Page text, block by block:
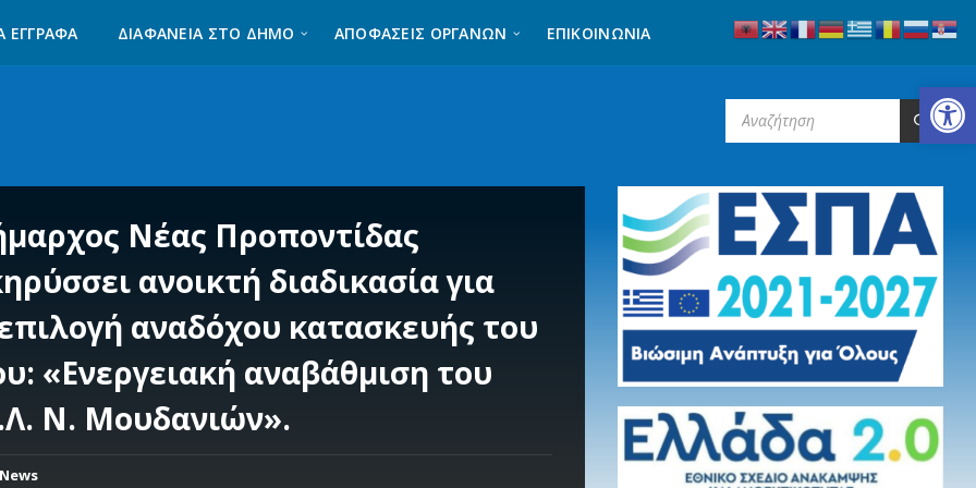
Ανοίξτε τη γραμμή εργαλείων
ΈΓΓΡΑΦΑ ΔΙΑΦΆΝΕΙΑ ΣΤΟ ΔΉΜΟ ΑΠΟΦΑΣΕΙΣ ΟΡΓΑΝΩΝ ΕΠΙΚΟΙΝΩΝΊΑ
Νέας Προποντίδας
ανοικτή διαδικασία για
αναδόχου κατασκευής του
«Ενεργειακή αναβάθμιση του
Ν. Μουδανιών».
News